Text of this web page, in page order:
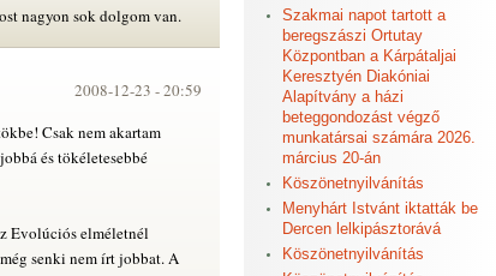
nagyon sok dolgom van.
2008-12-23 -20:59
Csak nem akartam
és tökéletesebbé
Evolúciós elméletnél
senki nem írt jobbat. A
Szakmai napot tartott a
beregszászi Ortutay
Központban a Kárpátaljai
Keresztyén Diakóniai
Alapítvány a házi
beteggondozást végző
munkatársai számára 2026.
március 20-án
Köszönetnyilvánítás
Menyhárt Istvánt iktatták be
Dercen lelkipásztorává
Köszönetnyilvánítás